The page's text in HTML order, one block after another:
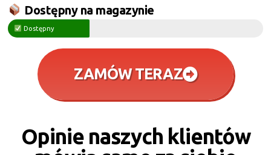
Dostępny na magazynie
Dostępny
ZAMÓW TERAZ
Opinie naszych klientów